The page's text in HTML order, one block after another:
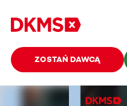
ZOSTAŃ DAWCĄ